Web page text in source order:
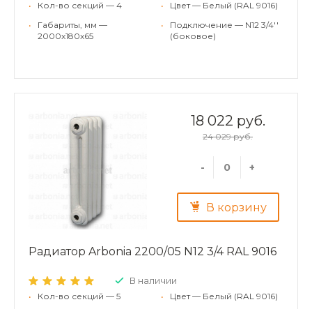
•
Кол-во секций — 4
•
Габариты, мм —
2000x180x65
•
Цвет — Белый (RAL 9016)
•
Подключение — N12 3/4''
(боковое)
18 022 руб.
24 029 руб.
- +
В корзину
Радиатор Arbonia 2200/05 N12 3/4 RAL 9016
В наличии
•
Кол-во секций — 5
•
Цвет — Белый (RAL 9016)